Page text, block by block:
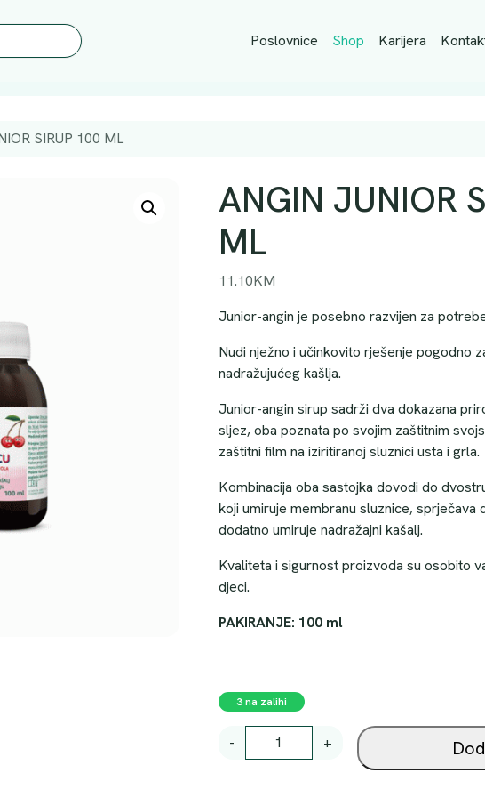
Poslovnice Shop Karijera
SIRUP 100 ML
ANGIN JUNIOR
ML
11.10KM
Junior-angin je posebno razvijen za
Nudi nježno i učinkovito rješenje pogodno
nadražujućeg kašlja.
Junior-angin sirup sadrži dva dokazana
sljez, oba poznata po svojim zaštitnim
zaštitni film na iziritiranoj sluznici usta i grla.
Kombinacija oba sastojka dovodi do
koji umiruje membranu sluznice, sprječava
dodatno umiruje nadražajni kašalj.
Kvaliteta i sigurnost proizvoda su osobito
djeci.
PAKIRANJE: 100 ml
3 na zalihi
- +